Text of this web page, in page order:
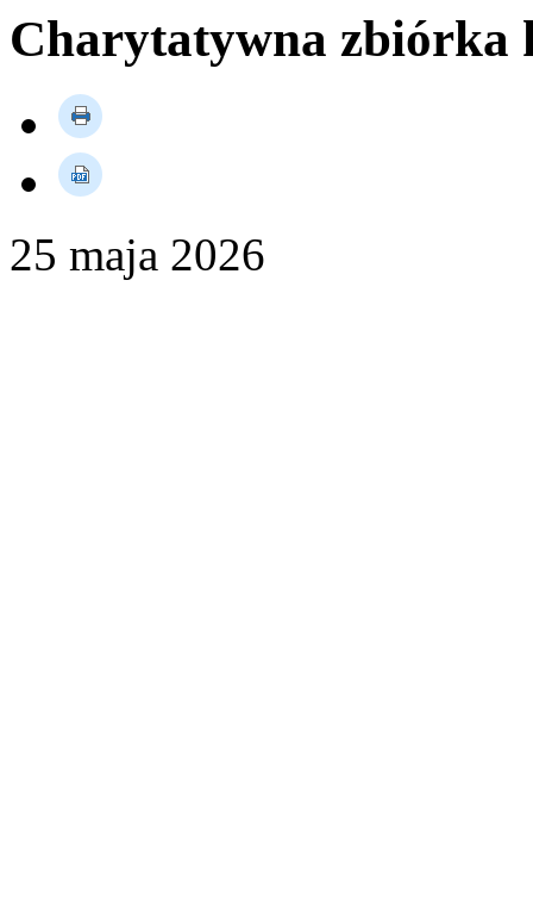
Charytatywna zbiórka
25 maja 2026